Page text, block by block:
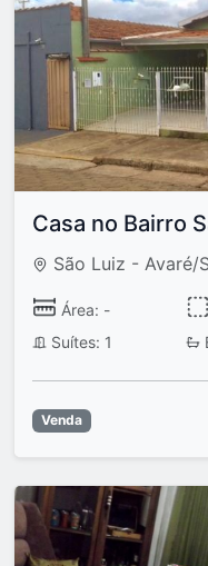
Casa no Bairro
São Luiz - Avaré/
Área: -
Suítes: 1
Venda